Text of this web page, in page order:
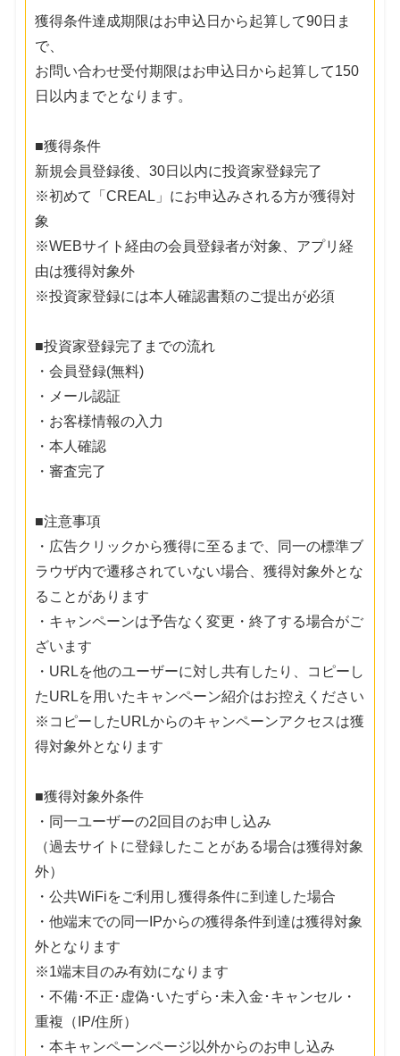
獲得条件達成期限はお申込日から起算して90日ま
で、
お問い合わせ受付期限はお申込日から起算して150
日以内までとなります。
■獲得条件
新規会員登録後、30日以内に投資家登録完了
※初めて「CREAL」にお申込みされる方が獲得対
象
※WEBサイト経由の会員登録者が対象、アプリ経
由は獲得対象外
※投資家登録には本人確認書類のご提出が必須
■投資家登録完了までの流れ
・会員登録(無料)
・メール認証
・お客様情報の入力
・本人確認
・審査完了
■注意事項
・広告クリックから獲得に至るまで、同一の標準ブ
ラウザ内で遷移されていない場合、獲得対象外とな
ることがあります
・キャンペーンは予告なく変更・終了する場合がご
ざいます
・URLを他のユーザーに対し共有したり、コピーし
たURLを用いたキャンペーン紹介はお控えください
※コピーしたURLからのキャンペーンアクセスは獲
得対象外となります
■獲得対象外条件
・同一ユーザーの2回目のお申し込み
（過去サイトに登録したことがある場合は獲得対象
外）
・公共WiFiをご利用し獲得条件に到達した場合
・他端末での同一IPからの獲得条件到達は獲得対象
外となります
※1端末目のみ有効になります
・不備･不正･虚偽･いたずら･未入金･キャンセル・
重複（IP/住所）
・本キャンペーンページ以外からのお申し込み